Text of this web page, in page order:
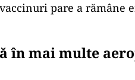
pare a rămâne
în mai multe